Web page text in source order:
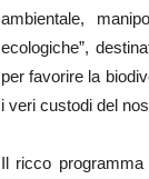
ambientale,
ecologiche”,
per favorire la
i veri custodi del
Il ricco